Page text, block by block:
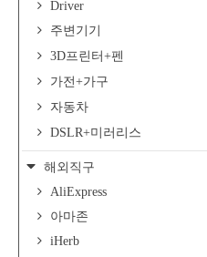
Driver
주변기기
3D프린터+펜
가전+가구
자동차
DSLR+미러리스
해외직구
AliExpress
아마존
iHerb